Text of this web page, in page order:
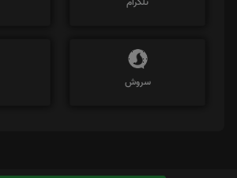
سروش